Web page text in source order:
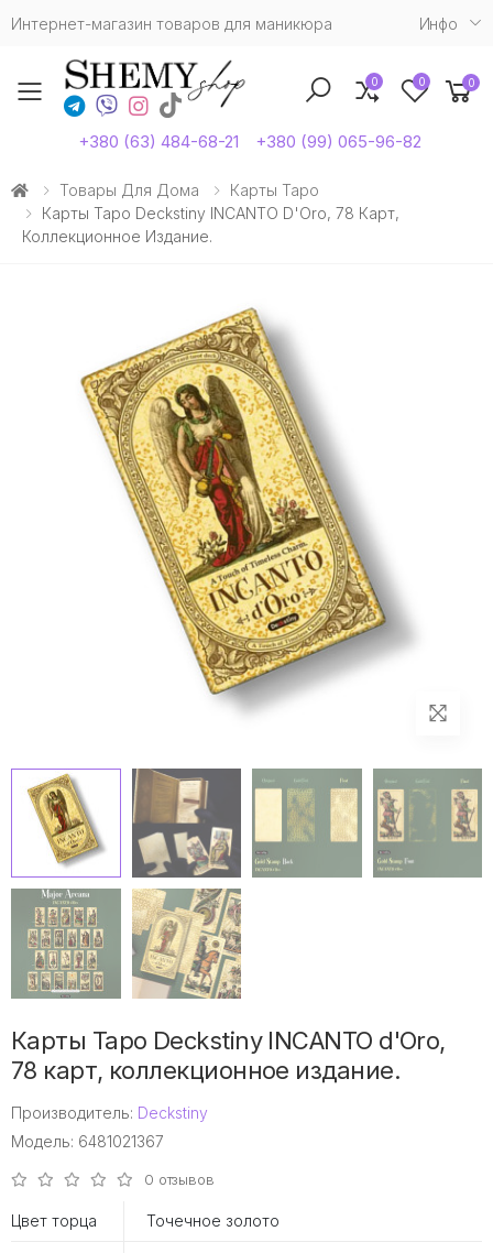
Интернет-магазин товаров для маникюра Инфо
Toggle mobile menu
+380 (63) 484-68-21 +380 (99) 065-96-82
0 0 0
Товары Для Дома
Карты Таро
Карты Таро Deckstiny INCANTO D'Oro, 78 Карт,
Коллекционное Издание.
Карты Таро Deckstiny INCANTO d'Oro,
78 карт, коллекционное издание.
Производитель: Deckstiny
Модель: 6481021367
0 отзывов
Цвет торца Точечное золото